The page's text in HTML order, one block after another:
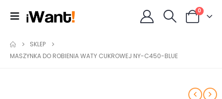
0
SKLEP
MASZYNKA DO ROBIENIA WATY CUKROWEJ NY-C450-BLUE